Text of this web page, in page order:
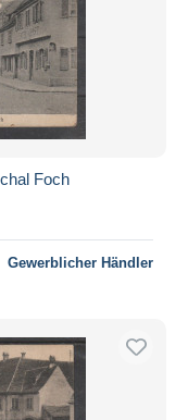
Foch
Gewerblicher Händler